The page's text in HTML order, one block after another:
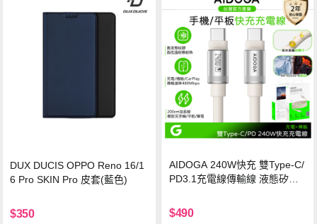
DUX DUCIS OPPO Reno 16/1
6 Pro SKIN Pro 皮套(藍色)
$350
AIDOGA 240W快充 雙Type-C/
PD3.1充電線傳輸線 液態矽膠
機/平板/筆電
$490